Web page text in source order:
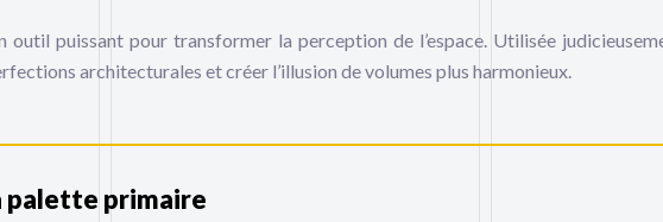
outil puissant pour transformer la perception de l’espace. Utilisée
architecturales et créer l’illusion de volumes plus harmonieux.
palette primaire